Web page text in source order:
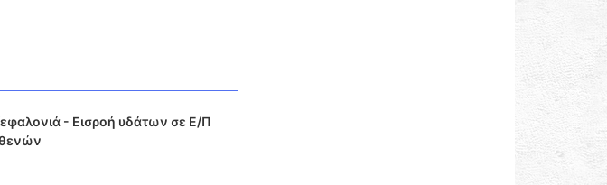
- Εισροή υδάτων σε Ε/Π